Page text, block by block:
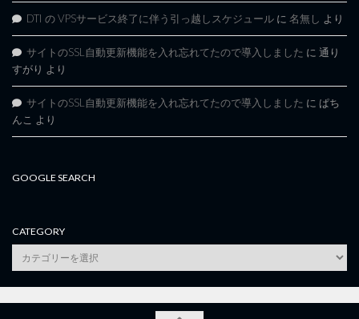
DTI の VPSサービス終了に伴う引っ越しスケジュール に 名無し より
サイトのSSL自動更新機能を入れ忘れてたので導入しました に 通り
すがり より
サイトのSSL自動更新機能を入れ忘れてたので導入しました に ぱち
んこ より
GOOGLE SEARCH
CATEGORY
category